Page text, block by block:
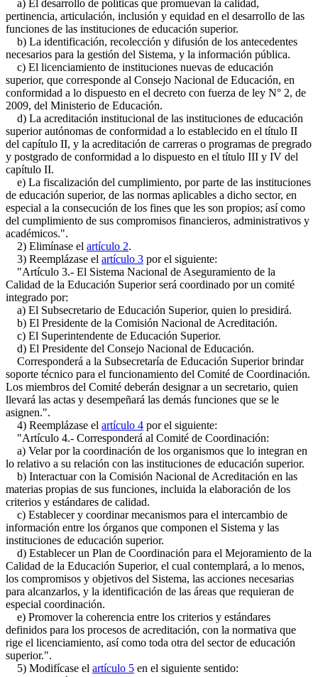
a) El desarrollo de políticas que promuevan la calidad,
pertinencia, articulación, inclusión y equidad en el desarrollo de las
funciones de las instituciones de educación superior.
b) La identificación, recolección y difusión de los antecedentes
necesarios para la gestión del Sistema, y la información pública.
c) El licenciamiento de instituciones nuevas de educación
superior, que corresponde al Consejo Nacional de Educación, en
conformidad a lo dispuesto en el decreto con fuerza de ley N° 2, de
2009, del Ministerio de Educación.
d) La acreditación institucional de las instituciones de educación
superior autónomas de conformidad a lo establecido en el título II
del capítulo II, y la acreditación de carreras o programas de pregrado
y postgrado de conformidad a lo dispuesto en el título III y IV del
capítulo II.
e) La fiscalización del cumplimiento, por parte de las instituciones
de educación superior, de las normas aplicables a dicho sector, en
especial a la consecución de los fines que les son propios; así como
del cumplimiento de sus compromisos financieros, administrativos y
académicos.".
2) Elimínase el artículo 2.
3) Reemplázase el artículo 3 por el siguiente:
"Artículo 3.- El Sistema Nacional de Aseguramiento de la
Calidad de la Educación Superior será coordinado por un comité
integrado por:
a) El Subsecretario de Educación Superior, quien lo presidirá.
b) El Presidente de la Comisión Nacional de Acreditación.
c) El Superintendente de Educación Superior.
d) El Presidente del Consejo Nacional de Educación.
Corresponderá a la Subsecretaría de Educación Superior brindar
soporte técnico para el funcionamiento del Comité de Coordinación.
Los miembros del Comité deberán designar a un secretario, quien
llevará las actas y desempeñará las demás funciones que se le
asignen.".
4) Reemplázase el artículo 4 por el siguiente:
"Artículo 4.- Corresponderá al Comité de Coordinación:
a) Velar por la coordinación de los organismos que lo integran en
lo relativo a su relación con las instituciones de educación superior.
b) Interactuar con la Comisión Nacional de Acreditación en las
materias propias de sus funciones, incluida la elaboración de los
criterios y estándares de calidad.
c) Establecer y coordinar mecanismos para el intercambio de
información entre los órganos que componen el Sistema y las
instituciones de educación superior.
d) Establecer un Plan de Coordinación para el Mejoramiento de la
Calidad de la Educación Superior, el cual contemplará, a lo menos,
los compromisos y objetivos del Sistema, las acciones necesarias
para alcanzarlos, y la identificación de las áreas que requieran de
especial coordinación.
e) Promover la coherencia entre los criterios y estándares
definidos para los procesos de acreditación, con la normativa que
rige el licenciamiento, así como toda otra del sector de educación
superior.".
5) Modifícase el artículo 5 en el siguiente sentido: